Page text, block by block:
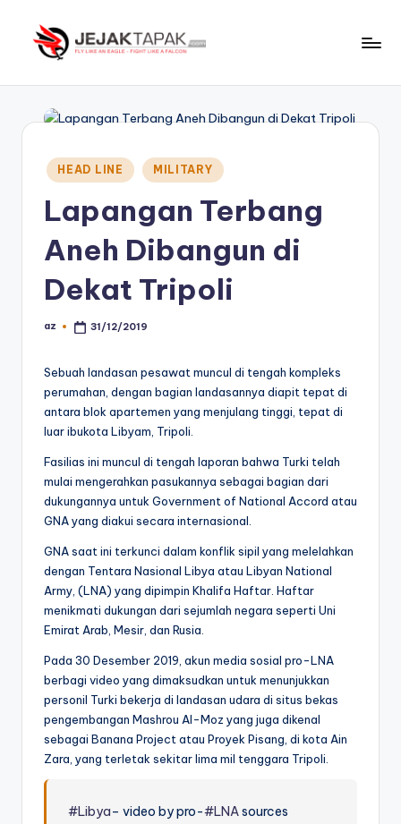
An
Fight
Like
Falcon
Posted
in
HEAD LINE MILITARY
Lapangan Terbang
Aneh Dibangun di
Dekat Tripoli
Posted
az 31/12/2019
Sebuah landasan pesawat muncul di tengah kompleks
perumahan, dengan bagian landasannya diapit tepat di
antara blok apartemen yang menjulang tinggi, tepat di
luar ibukota Libyam, Tripoli.
Fasilias ini muncul di tengah laporan bahwa Turki telah
mulai mengerahkan pasukannya sebagai bagian dari
dukungannya untuk Government of National Accord atau
GNA yang diakui secara internasional.
GNA saat ini terkunci dalam konflik sipil yang melelahkan
dengan Tentara Nasional Libya atau Libyan National
Army, (LNA) yang dipimpin Khalifa Haftar. Haftar
menikmati dukungan dari sejumlah negara seperti Uni
Emirat Arab, Mesir, dan Rusia.
Pada 30 Desember 2019, akun media sosial pro-LNA
berbagi video yang dimaksudkan untuk menunjukkan
personil Turki bekerja di landasan udara di situs bekas
pengembangan Mashrou Al-Moz yang juga dikenal
sebagai Banana Project atau Proyek Pisang, di kota Ain
Zara, yang terletak sekitar lima mil tenggara Tripoli.
#Libya– video by pro-#LNAsources